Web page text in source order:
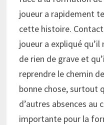
joueur a rapidement
cette histoire.
joueur a expliqué
de rien de grave et
reprendre le chemin
bonne chose, surtout
d’autres absences
importante pour la